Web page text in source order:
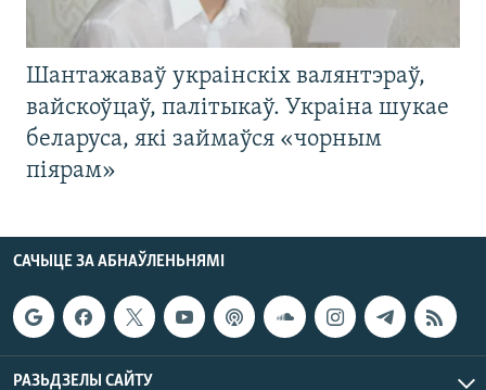
Шантажаваў украінскіх валянтэраў,
вайскоўцаў, палітыкаў. Украіна шукае
беларуса, які займаўся «чорным
піярам»
САЧЫЦЕ ЗА АБНАЎЛЕНЬНЯМІ
РАЗЬДЗЕЛЫ САЙТУ